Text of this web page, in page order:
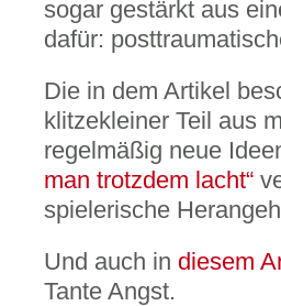
sogar gestärkt aus
dafür:
Die in dem Artikel
klitzekleiner Teil aus
regelmäßig neue
man trotzdem lacht“
spielerische
Und auch in diesem
Tante Angst.